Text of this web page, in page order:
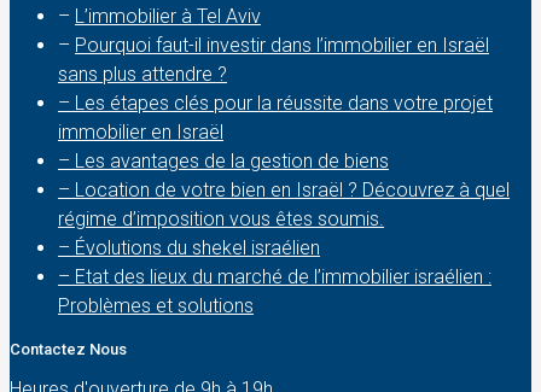
– L’immobilier à Tel Aviv
– Pourquoi faut-il investir dans l’immobilier en Israël
sans plus attendre ?
– Les étapes clés pour la réussite dans votre projet
immobilier en Israël
– Les avantages de la gestion de biens
– Location de votre bien en Israël ? Découvrez à quel
régime d’imposition vous êtes soumis.
– Évolutions du shekel israélien
– Etat des lieux du marché de l’immobilier israélien :
Problèmes et solutions
Contactez Nous